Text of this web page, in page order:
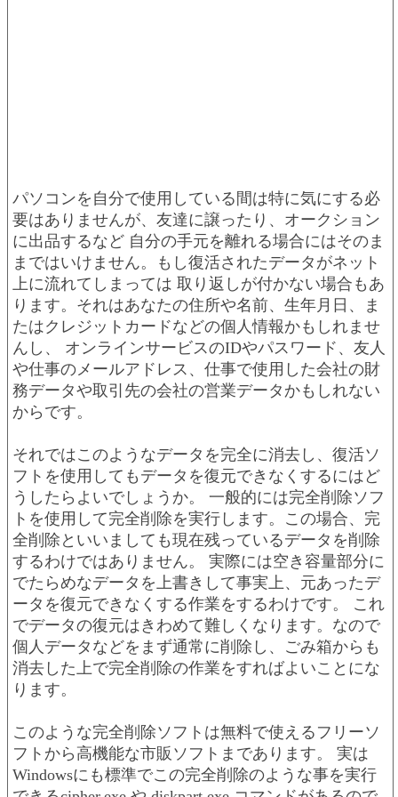
パソコンを自分で使用している間は特に気にする必
要はありませんが、友達に譲ったり、オークション
に出品するなど 自分の手元を離れる場合にはそのま
まではいけません。もし復活されたデータがネット
上に流れてしまっては 取り返しが付かない場合もあ
ります。それはあなたの住所や名前、生年月日、ま
たはクレジットカードなどの個人情報かもしれませ
んし、 オンラインサービスのIDやパスワード、友人
や仕事のメールアドレス、仕事で使用した会社の財
務データや取引先の会社の営業データかもしれない
からです。
それではこのようなデータを完全に消去し、復活ソ
フトを使用してもデータを復元できなくするにはど
うしたらよいでしょうか。 一般的には完全削除ソフ
トを使用して完全削除を実行します。この場合、完
全削除といいましても現在残っているデータを削除
するわけではありません。 実際には空き容量部分に
でたらめなデータを上書きして事実上、元あったデ
ータを復元できなくする作業をするわけです。 これ
でデータの復元はきわめて難しくなります。なので
個人データなどをまず通常に削除し、ごみ箱からも
消去した上で完全削除の作業をすればよいことにな
ります。
このような完全削除ソフトは無料で使えるフリーソ
フトから高機能な市販ソフトまであります。 実は
Windowsにも標準でこの完全削除のような事を実行